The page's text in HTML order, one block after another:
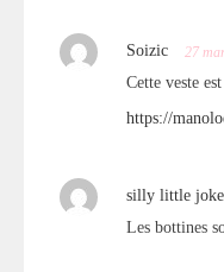
Soizic 27
Cette veste
https://
silly little
Les bottines